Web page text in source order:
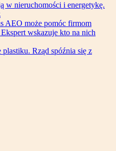
w nieruchomości i energetykę.
AEO może pomóc firmom
wskazuje kto na nich
Rząd spóźnia się z